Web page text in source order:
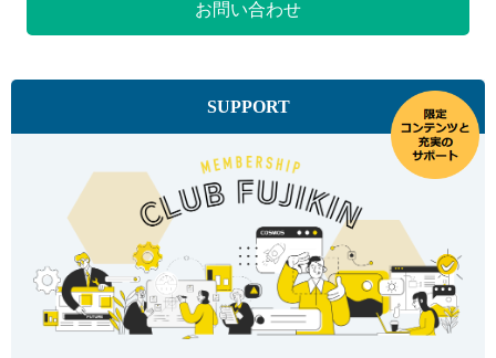
お問い合わせ
SUPPORT